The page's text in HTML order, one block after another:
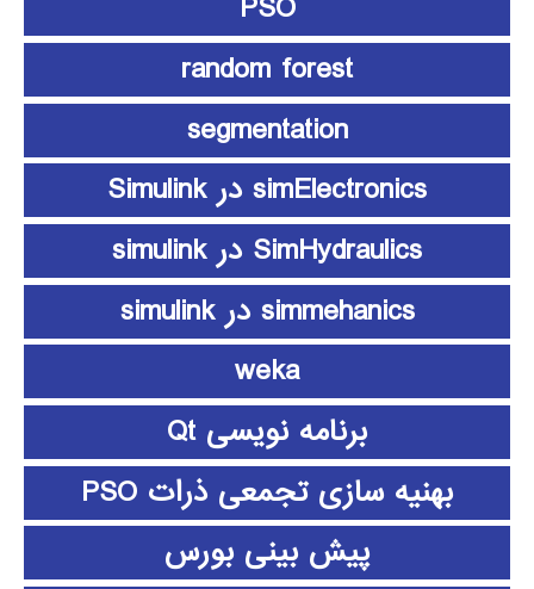
random forest
segmentation
simElectronics در Simulink
SimHydraulics در simulink
simmehanics در simulink
weka
برنامه نویسی Qt
بهنیه سازی تجمعی ذرات PSO
پیش بینی بورس